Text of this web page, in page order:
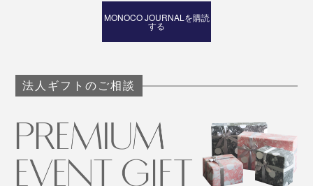
MONOCO JOURNALを購読
する
法人ギフトのご相談